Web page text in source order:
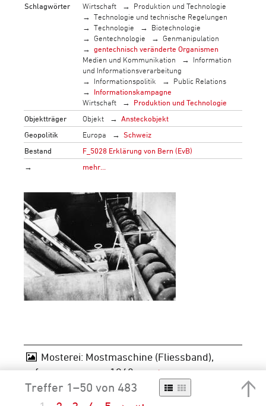
Schlagwörter
Wirtschaft
Produktion und Technologie
Technologie und technische Regelungen
Technologie
Biotechnologie
Gentechnologie
Genmanipulation
gentechnisch veränderte Organismen
Medien und Kommunikation
Information
und Informationsverarbeitung
Informationspolitik
Public Relations
Informationskampagne
Wirtschaft
Produktion und Technologie
Objektträger
Objekt
Ansteckobjekt
Geopolitik
Europa
Schweiz
Bestand
F_5028 Erklärung von Bern (EvB)
→
mehr…
Mosterei: Mostmaschine (Fliessband),
aufgenommen um 1940
Signatur F 5030-Fa-0019
Treffer 1–50 von 483